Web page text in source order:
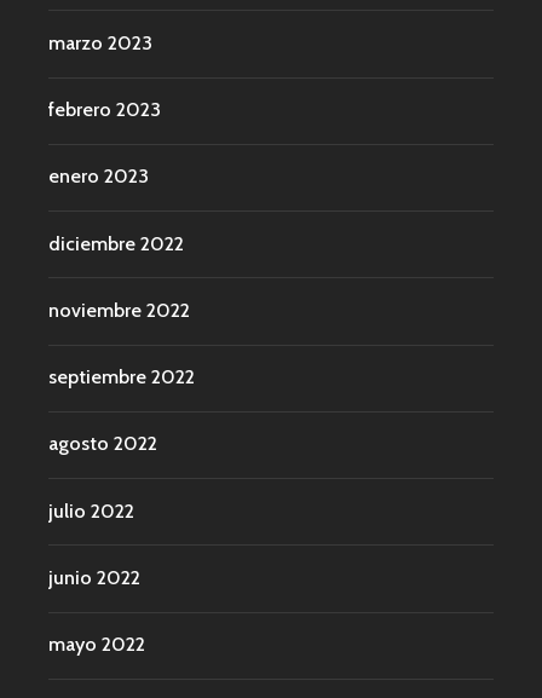
marzo 2023
febrero 2023
enero 2023
diciembre 2022
noviembre 2022
septiembre 2022
agosto 2022
julio 2022
junio 2022
mayo 2022